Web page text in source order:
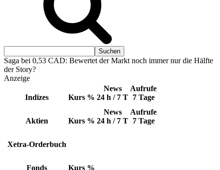
Saga bei 0,53 CAD: Bewertet der Markt noch immer nur die Hälfte
der Story?
Anzeige
Indizes Kurs %
News
24 h / 7 T
Aufrufe
7 Tage
Aktien Kurs %
News
24 h / 7 T
Aufrufe
7 Tage
Xetra-Orderbuch
Fonds Kurs %